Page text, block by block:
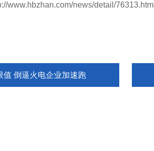
www.hbzhan.com/news/detail/76313.html
值 倒逼火电企业加速跑